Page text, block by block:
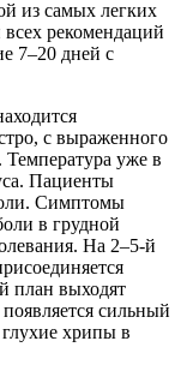
из самых легких
рекомендаций
7–20 дней с
с выраженного
уже в
Пациенты
Симптомы
в грудной
На 2–5-й
план выходят
сильный
хрипы в